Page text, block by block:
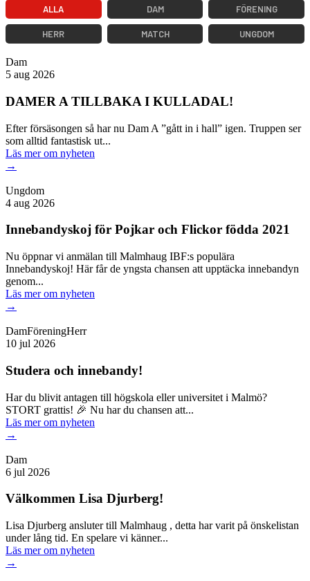
ALLA DAM FÖRENING
HERR MATCH UNGDOM
Dam
5 aug 2026
DAMER A TILLBAKA I KULLADAL!
Efter försäsongen så har nu Dam A ”gått in i hall” igen. Truppen ser
som alltid fantastisk ut...
Läs merom nyheten
→
Ungdom
4 aug 2026
Innebandyskoj för Pojkar och Flickor födda 2021
Nu öppnar vi anmälan till Malmhaug IBF:s populära
Innebandyskoj! Här får de yngsta chansen att upptäcka innebandyn
genom...
Läs merom nyheten
→
DamFöreningHerr
10 jul 2026
Studera och innebandy!
Har du blivit antagen till högskola eller universitet i Malmö?
STORT grattis! 🎉 Nu har du chansen att...
Läs merom nyheten
→
Dam
6 jul 2026
Välkommen Lisa Djurberg!
Lisa Djurberg ansluter till Malmhaug , detta har varit på önskelistan
under lång tid. En spelare vi känner...
Läs merom nyheten
→